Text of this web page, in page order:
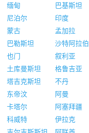
缅甸
巴基斯坦
尼泊尔
印度
蒙古
孟加拉
巴勒斯坦
沙特阿拉伯
也门
叙利亚
土库曼斯坦
格鲁吉亚
塔吉克斯坦
不丹
东帝汶
阿曼
卡塔尔
阿塞拜疆
科威特
伊拉克